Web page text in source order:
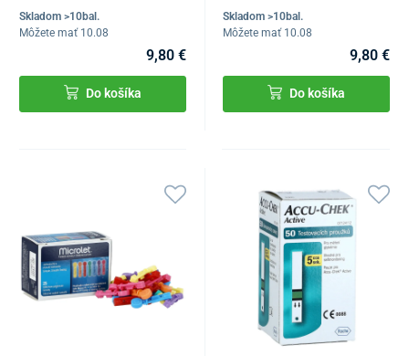
Skladom >10bal.
Môžete mať 10.08
9,80 €
Do košíka
Skladom >10bal.
Môžete mať 10.08
9,80 €
Do košíka